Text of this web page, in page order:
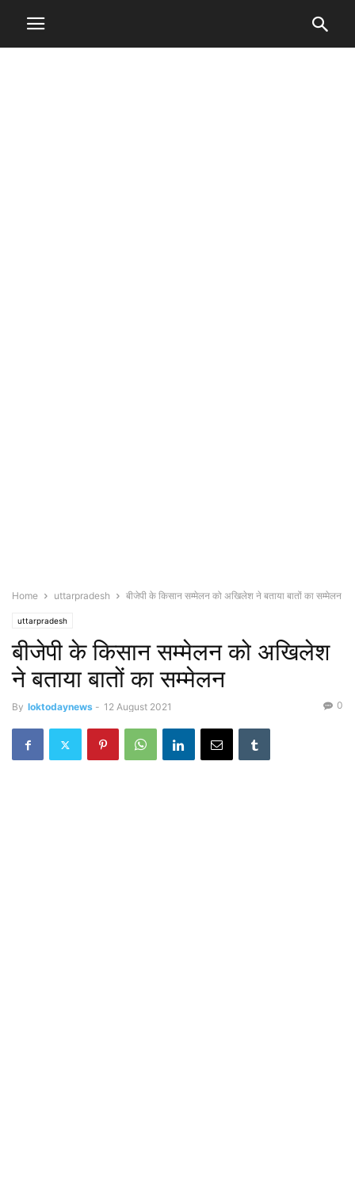
Home uttarpradesh बीजेपी के किसान सम्मेलन को अखिलेश ने बताया बातों का सम्मेलन
uttarpradesh
बीजेपी के किसान सम्मेलन को अखिलेश
ने बताया बातों का सम्मेलन
By loktodaynews - 12 August 2021 0